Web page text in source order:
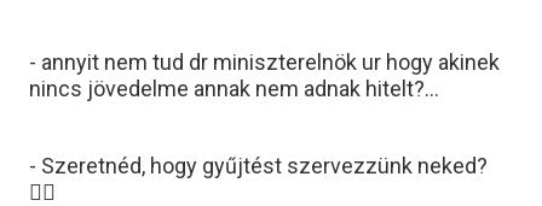
- annyit nem tud dr miniszterelnök ur hogy akinek
nincs jövedelme annak nem adnak hitelt?…
- Szeretnéd, hogy gyűjtést szervezzünk neked?
🤦‍♀️